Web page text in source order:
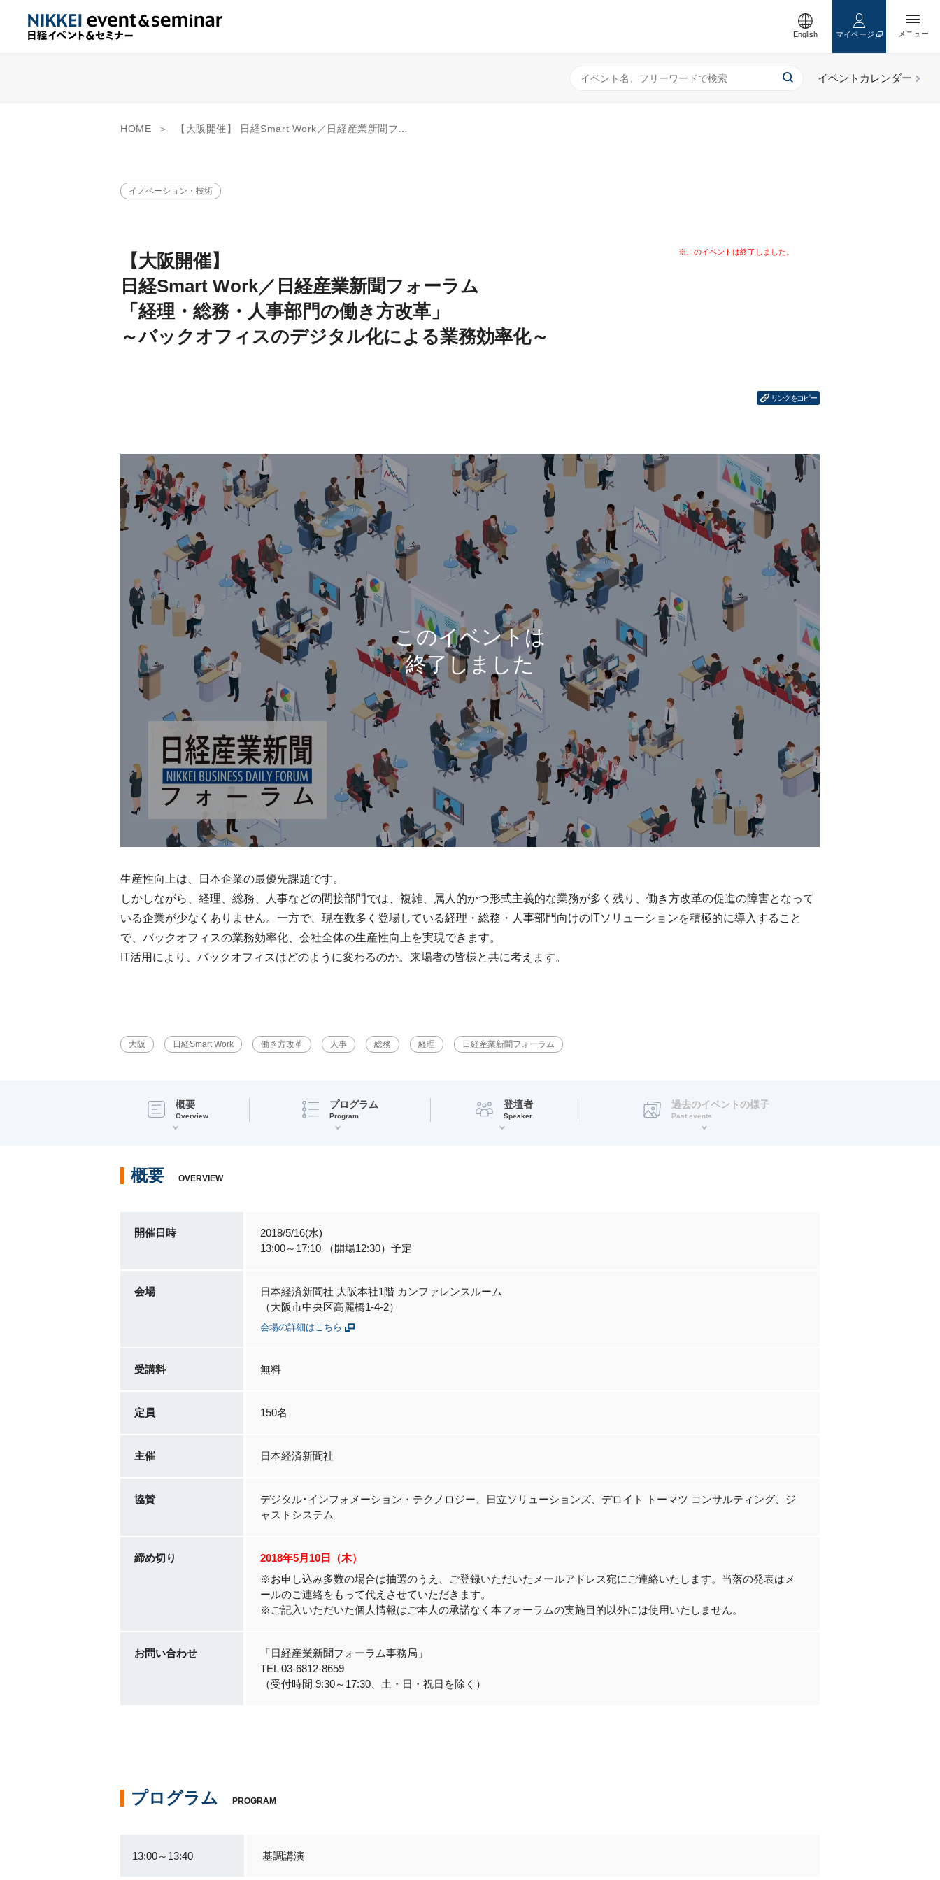
English マイページ
HOME 【大阪開催】 日経Smart Work／日経産業新聞フォーラム 「経理・総務・人事部門の働き方改革」 ～バックオフィスのデジタル化による業務効率化～
イノベーション・技術
【大阪開催】
日経Smart Work／日経産業新聞フォーラム
「経理・総務・人事部門の働き方改革」
～バックオフィスのデジタル化による業務効率化～
リンクをコピー
生産性向上は、日本企業の最優先課題です。
しかしながら、経理、総務、人事などの間接部門では、複雑、属人的かつ形式主義的な業務が多く残り、働き方改革の促進の障害となって
いる企業が少なくありません。一方で、現在数多く登場している経理・総務・人事部門向けのITソリューションを積極的に導入すること
で、バックオフィスの業務効率化、会社全体の生産性向上を実現できます。
IT活用により、バックオフィスはどのように変わるのか。来場者の皆様と共に考えます。
大阪 日経Smart Work 働き方改革 人事 総務 経理 日経産業新聞フォーラム
概要
Overview
プログラム
Program
登壇者
Speaker
過去のイベントの様子
Past events
概要 OVERVIEW
開催日時
2018/5/16(水)
13:00～17:10 （開場12:30）予定
会場
日本経済新聞社 大阪本社1階 カンファレンスルーム
（大阪市中央区高麗橋1-4-2）
会場の詳細はこちら
受講料 無料
定員 150名
主催 日本経済新聞社
協賛
デジタル･インフォメーション・テクノロジー、日立ソリューションズ、デロイト トーマツ コンサルティング、ジ
ャストシステム
締め切り
2018年5月10日（木）
※お申し込み多数の場合は抽選のうえ、ご登録いただいたメールアドレス宛にご連絡いたします。当落の発表はメ
ールのご連絡をもって代えさせていただきます。
※ご記入いただいた個人情報はご本人の承諾なく本フォーラムの実施目的以外には使用いたしません。
お問い合わせ
「日経産業新聞フォーラム事務局」
TEL 03-6812-8659
（受付時間 9:30～17:30、土・日・祝日を除く）
プログラム PROGRAM
13:00～13:40 基調講演